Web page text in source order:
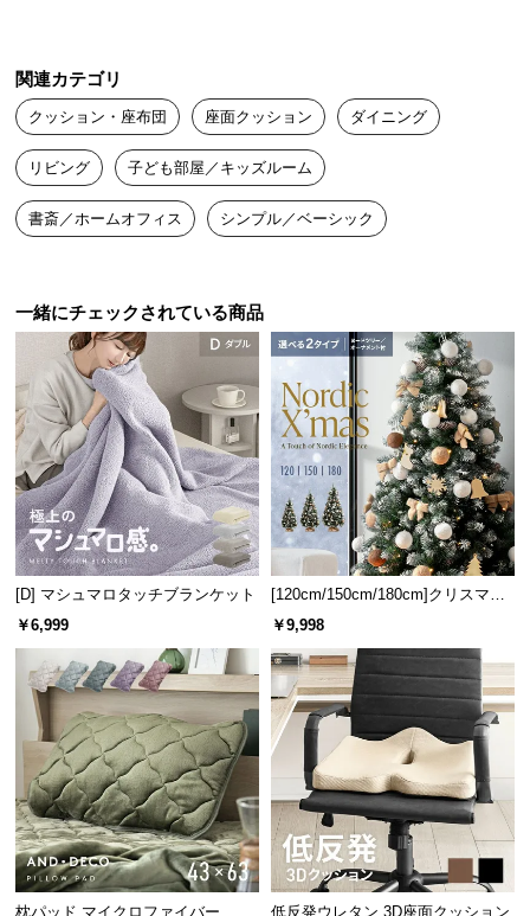
配
送
料
に
つ
い
大
商
品
の
配
送
に
つ
い
て
中
型
品
の
配
送
に
つ
い
関連カテゴリ
クッション・座布団 座面クッション ダイニング
リビング 子ども部屋／キッズルーム
書斎／ホームオフィス シンプル／ベーシック
一緒にチェックされている商品
[D] マシュマロタッチブランケット
￥6,999
[120cm/150cm/180cm]クリスマス
ツリー オーナメント付
￥9,998
枕パッド マイクロファイバー
低反発ウレタン 3D座面クッション